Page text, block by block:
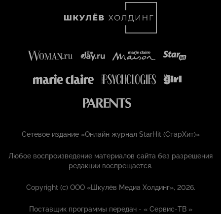
Сетевое издание «Онлайн журнал StarHit (СтарХит)»
Любое воспроизведение материалов сайта без разрешения
редакции воспрещается.
Copyright (с) ООО «Шкулёв Медиа Холдинг», 2026.
Поставщик программы передач - «Сервис-ТВ »